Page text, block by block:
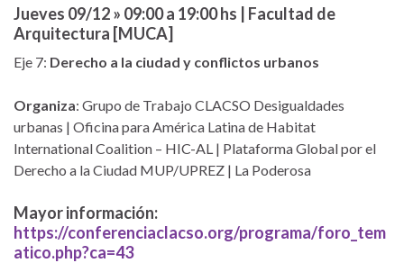
Jueves 09/12 » 09:00 a 19:00 hs | Facultad de
Arquitectura [MUCA]
Eje 7: Derecho a la ciudad y conflictos urbanos
Organiza: Grupo de Trabajo CLACSO Desigualdades
urbanas | Oficina para América Latina de Habitat
International Coalition – HIC-AL | Plataforma Global por el
Derecho a la Ciudad MUP/UPREZ | La Poderosa
Mayor información:
https://conferenciaclacso.org/programa/foro_tem
atico.php?ca=43